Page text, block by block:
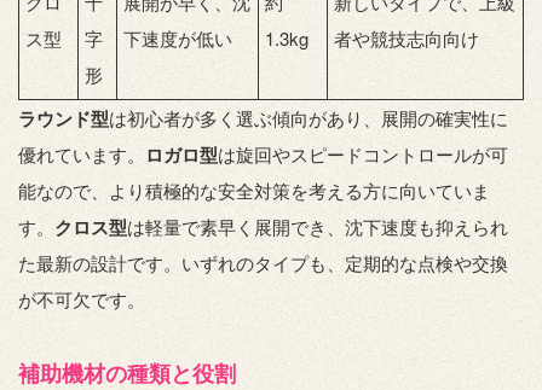
ス型
字
形
下速度が低い
1.3kg
者や競技志向向け
ラウンド型は初心者が多く選ぶ傾向があり、展開の確実性に
優れています。 ロガロ型は旋回やスピードコントロールが可
能なので、より積極的な安全対策を考える方に向いていま
す。 クロス型は軽量で素早く展開でき、沈下速度も抑えられ
た最新の設計です。いずれのタイプも、定期的な点検や交換
が不可欠です。
補助機材の種類と役割